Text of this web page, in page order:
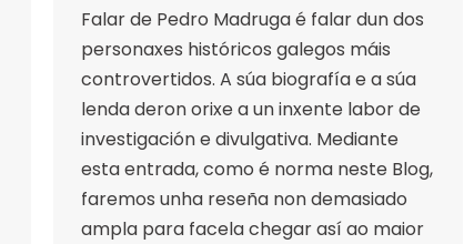
Falar de Pedro Madruga é falar dun dos
personaxes históricos galegos máis
controvertidos. A súa biografía e a súa
lenda deron orixe a un inxente labor de
investigación e divulgativa. Mediante
esta entrada, como é norma neste Blog,
faremos unha reseña non demasiado
ampla para facela chegar así ao maior